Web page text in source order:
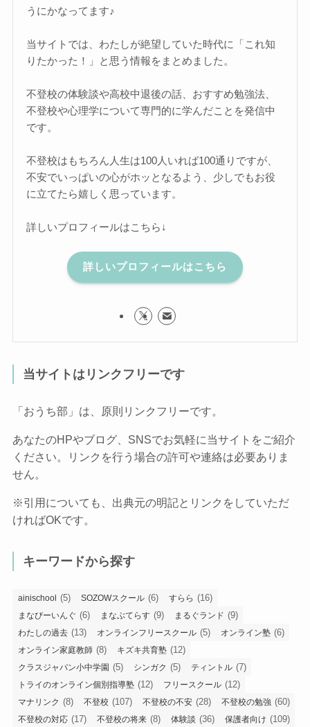
うにかなってます♪
当サイトでは、わたしが絶望していた時代に「これ知
りたかった！」と思う情報をまとめました。
不登校の体験談や高校中退後の話、おすすめ勉強法、
不登校や心理学について専門的に学んだことを発信中
です。
不登校はもちろん人生は100人いれば100通りですが、
不安でいっぱいの心がホッとなるよう、少しでもお役
に立てたら嬉しく思っています。
詳しいプロフィールはこちら↓
詳しいプロフィールはこちら
当サイトはリンクフリーです
「おうち部」は、原則リンクフリーです。
あなたのHPやブログ、SNSでお気軽に当サイトをご紹介
ください。リンクを行う場合の許可や連絡は必要ありま
せん。
※引用についても、出典元の明記とリンクをしていただ
ければOKです。
キーワードから探す
ainischool (5) SOZOWスクール (6) すらら (16)
まなびーいんぐ (6) まなぶてらす (9) まるぐランド (9)
わたしの過去 (13) オンラインフリースクール (5) オンライン塾 (6)
オンライン家庭教師 (8) キズキ共育塾 (12)
クラスジャパン小中学園 (5) シンガク (5) ティントル (7)
トライのオンライン個別指導塾 (12) フリースクール (12)
マナリンク (8) 不登校 (107) 不登校の不安 (28) 不登校の勉強 (60)
不登校の対応 (17) 不登校の将来 (8) 体験談 (36) 保護者向け (109)